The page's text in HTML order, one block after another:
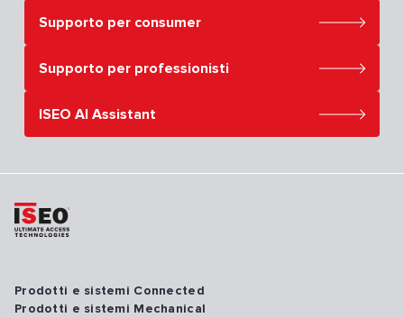
Supporto per consumer
Supporto per professionisti
ISEO AI Assistant
Prodotti e sistemi Connected
Prodotti e sistemi Mechanical